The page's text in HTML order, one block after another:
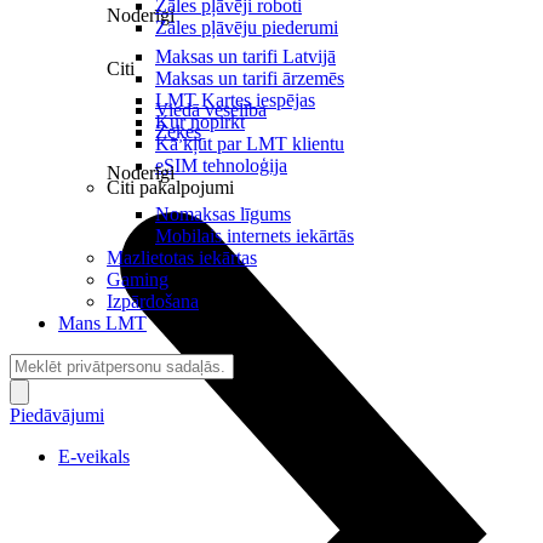
Noderīgi
Maksas un tarifi Latvijā
Maksas un tarifi ārzemēs
LMT Kartes iespējas
Kur nopirkt
Kā kļūt par LMT klientu
eSIM tehnoloģija
Citi pakalpojumi
Zāles pļāvēji roboti
Zāles pļāvēju piederumi
Citi
Viedā veselība
Zeķes
Noderīgi
Nomaksas līgums
Mobilais internets iekārtās
Mazlietotas iekārtas
Gaming
Izpārdošana
Mans LMT
Piedāvājumi
E-veikals